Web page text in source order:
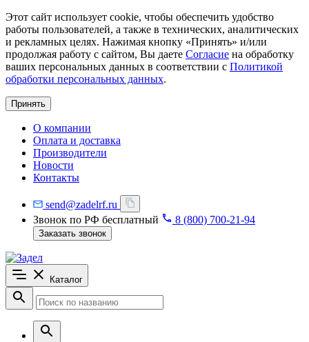
Этот сайт использует cookie, чтобы обеспечить удобство
работы пользователей, а также в технических, аналитических
и рекламных целях. Нажимая кнопку «Принять» и/или
продолжая работу с сайтом, Вы даете Согласие на обработку
ваших персональных данных в соответствии с Политикой
обработки персональных данных.
Принять
О компании
Оплата и доставка
Производители
Новости
Контакты
send@zadelrf.ru
Звонок по РФ бесплатный
8 (800) 700-21-94
Заказать звонок
Каталог